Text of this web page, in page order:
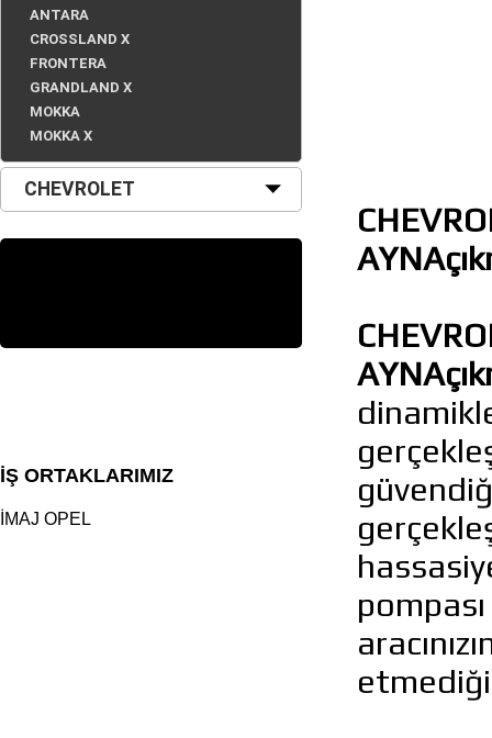
ANTARA
CROSSLAND X
FRONTERA
GRANDLAND X
MOKKA
MOKKA X
CHEVROLET
İŞ ORTAKLARIMIZ
İMAJ OPEL